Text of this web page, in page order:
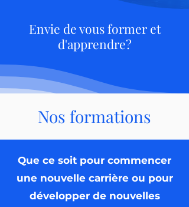
Envie de vous former et
d'apprendre?
Nos formations
Que ce soit pour commencer
une nouvelle carrière ou pour
développer de nouvelles